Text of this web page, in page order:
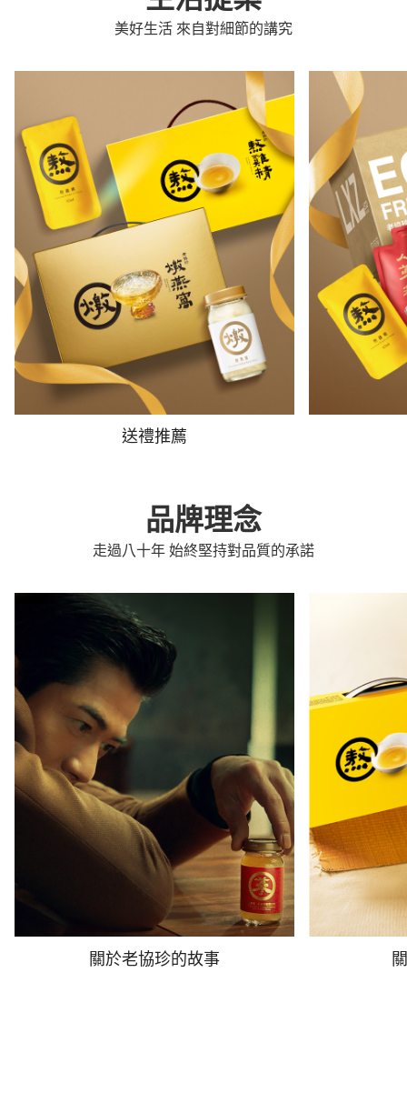
美好生活 來自對細節的講究
送禮推薦
品牌理念
走過八十年 始終堅持對品質的承諾
關於老協珍的故事